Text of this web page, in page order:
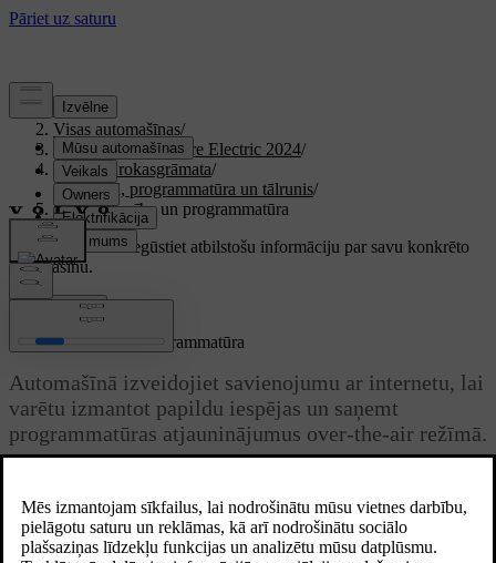
Atbalsts
Visas automašīnas/
XC40 Recharge Pure Electric 2024/
Lietotāja rokasgrāmata/
Displeji, programmatūra un tālrunis/
Savienojamība un programmatūra
Pielāgots atbalsts Iegūstiet atbilstošu informāciju par savu konkrēto
automašīnu.
Pierakstīties
Savienojamība un programmatūra
Automašīnā izveidojiet savienojumu ar internetu, lai
varētu izmantot papildu iespējas un saņemt
programmatūras atjauninājumus over-the-air režīmā.
Interneta savienojamība
Savienojiet automašīnu ar internetu, izmantojot Wi-Fi, ar Bluetooth